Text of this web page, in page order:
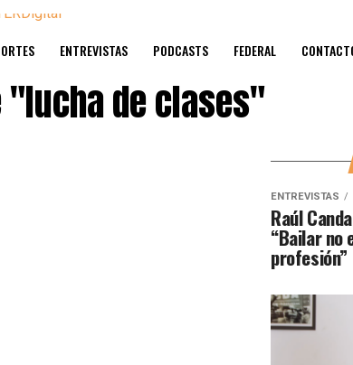
ENTREVISTAS PODCASTS FEDERAL
"lucha de clases"
ENTREVISTAS
Raúl
“Bailar no
profesión”